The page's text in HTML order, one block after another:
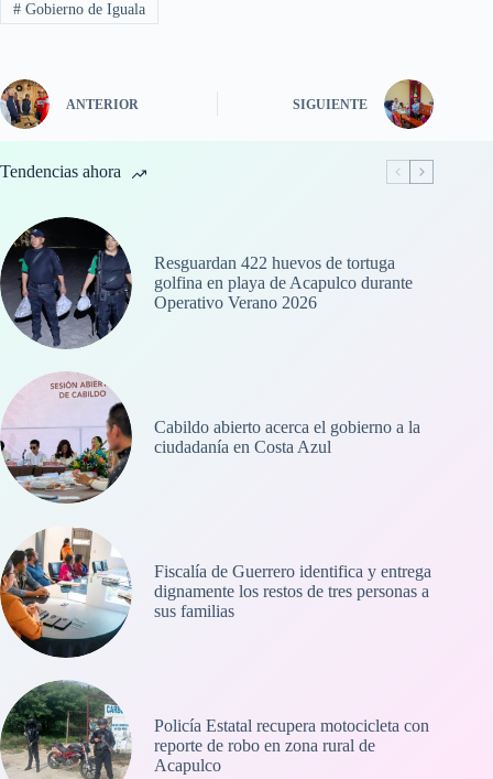
#Gobierno de Iguala
ANTERIOR SIGUIENTE
Tendencias ahora
Resguardan 422 huevos de tortuga
golfina en playa de Acapulco durante
Operativo Verano 2026
Cabildo abierto acerca el gobierno a la
ciudadanía en Costa Azul
Fiscalía de Guerrero identifica y entrega
dignamente los restos de tres personas a
sus familias
Policía Estatal recupera motocicleta con
reporte de robo en zona rural de
Acapulco